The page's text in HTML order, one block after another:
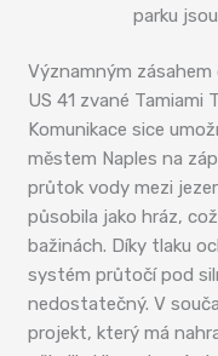
parku
Významným
US 41 zvané Tamiami
Komunikace sice
městem Naples na
průtok vody mezi
působila jako hráz,
bažinách. Díky tlaku
systém průtočí pod
nedostatečný. V
projekt, který má